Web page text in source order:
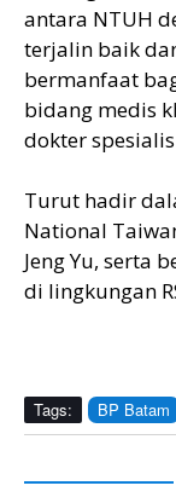
antara NTUH
terjalin baik
bermanfaat
bidang medis
dokter
Turut hadir
National
Jeng Yu, serta
di lingkungan
Tags: BP Batam